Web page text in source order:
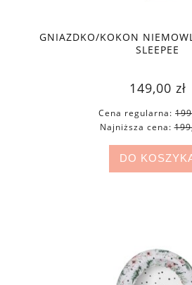
GNIAZDKO/KOKON
SLEEPEE
149,00 zł
Cena regularna:
Najniższa cena:
DO